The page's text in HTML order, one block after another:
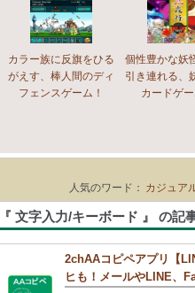
カラー族に反旗をひる
がえす、棒人間のディ
フェンスゲーム！
個性豊かな妖
引き連れる、
カードゲー
人気のワード： カジュア
『 文字入力/キーボード 』 の記
2chAAコピペアプリ【
ヒも！メールやLINE、